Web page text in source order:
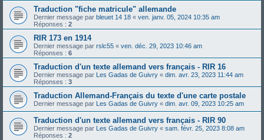
Traduction "fiche matricule" allemande
Dernier message par bleuet 14 18 « ven. janv. 05, 2024 10:35 am
Réponses : 2
RIR 173 en 1914
Dernier message par rslc55 « ven. déc. 29, 2023 10:46 am
Réponses : 6
Traduction d'un texte allemand vers français - RIR 16
Dernier message par Les Gadas de Guivry « dim. avr. 23, 2023 11:44 am
Réponses : 3
Traduction Allemand-Français du texte d'une carte postale
Dernier message par Les Gadas de Guivry « dim. avr. 09, 2023 10:25 am
Traduction d'un texte allemand vers français - RIR 90
Dernier message par Les Gadas de Guivry « sam. févr. 25, 2023 8:08 am
Réponses : 2